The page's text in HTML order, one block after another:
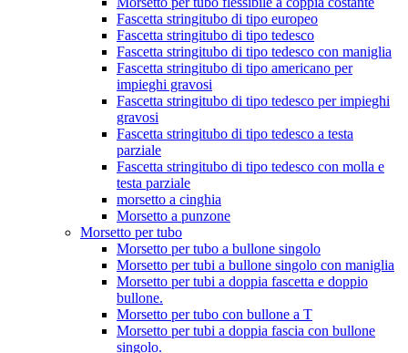
Fascetta stringitubo di tipo europeo
Fascetta stringitubo di tipo tedesco
Fascetta stringitubo di tipo tedesco con maniglia
Fascetta stringitubo di tipo americano per
impieghi gravosi
Fascetta stringitubo di tipo tedesco per impieghi
gravosi
Fascetta stringitubo di tipo tedesco a testa
parziale
Fascetta stringitubo di tipo tedesco con molla e
testa parziale
morsetto a cinghia
Morsetto a punzone
Morsetto per tubo
Morsetto per tubo a bullone singolo
Morsetto per tubi a bullone singolo con maniglia
Morsetto per tubi a doppia fascetta e doppio
bullone.
Morsetto per tubo con bullone a T
Morsetto per tubi a doppia fascia con bullone
singolo.